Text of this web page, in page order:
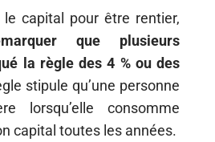
capital pour être rentier,
que plusieurs
la règle des 4 % ou des
stipule qu’une personne
lorsqu’elle consomme
capital toutes les années.